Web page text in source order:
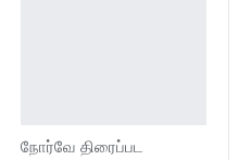
நோர்வே திரைப்பட